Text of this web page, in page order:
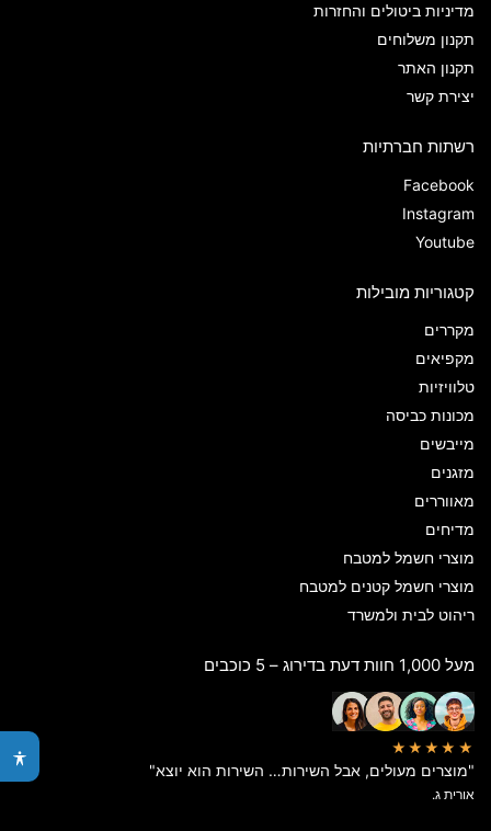
מדיניות ביטולים והחזרות
תקנון משלוחים
תקנון האתר
יצירת קשר
רשתות חברתיות
Facebook
Instagram
Youtube
קטגוריות מובילות
מקררים
מקפיאים
טלוויזיות
מכונות כביסה
מייבשים
מזגנים
מאווררים
מדיחים
מוצרי חשמל למטבח
מוצרי חשמל קטנים למטבח
ריהוט לבית ולמשרד
מעל 1,000 חוות דעת בדירוג – 5 כוכבים
★★★★★
"מוצרים מעולים, אבל השירות… השירות הוא יוצא"
אורית ג.